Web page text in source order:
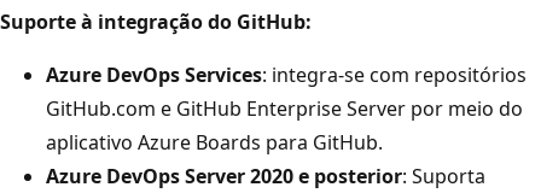
Suporte à integração do GitHub:
Azure DevOps Services: integra-se com repositórios
GitHub.com e GitHub Enterprise Server por meio do
aplicativo Azure Boards para GitHub.
Azure DevOps Server 2020 e posterior: Suporta